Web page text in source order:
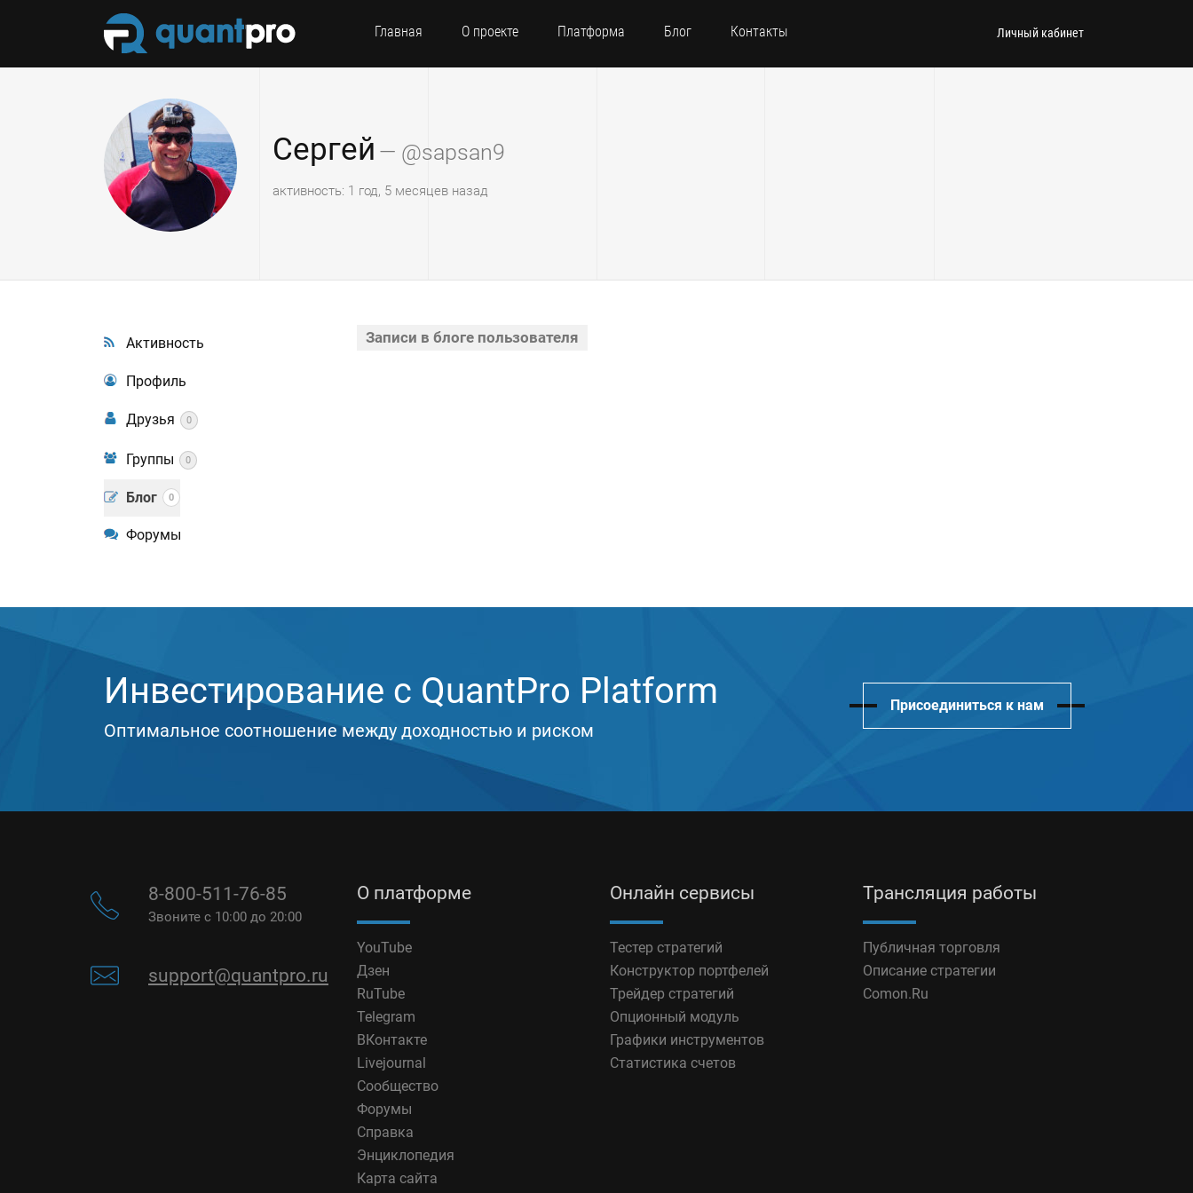
Главная О проекте Платформа Блог Контакты Личный кабинет
Сергей — @sapsan9
активность: 1 год, 5 месяцев назад
Активность
Профиль
Друзья 0
Группы 0
Блог 0
Форумы
Записи в блоге пользователя
Инвестирование с QuantPro Platform
Оптимальное соотношение между доходностью и риском
Присоединиться к нам
8-800-511-76-85
Звоните с 10:00 до 20:00
support@quantpro.ru
О платформе
YouTube
Дзен
RuTube
Telegram
ВКонтакте
Livejournal
Сообщество
Форумы
Справка
Энциклопедия
Карта сайта
Онлайн сервисы
Тестер стратегий
Конструктор портфелей
Трейдер стратегий
Опционный модуль
Графики инструментов
Статистика счетов
Трансляция работы
Публичная торговля
Описание стратегии
Comon.Ru